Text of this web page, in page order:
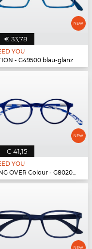
€ 33,78
YOU
- G49500 blau-glänzend
€ 41,15
YOU
OVER Colour - G80200 blau